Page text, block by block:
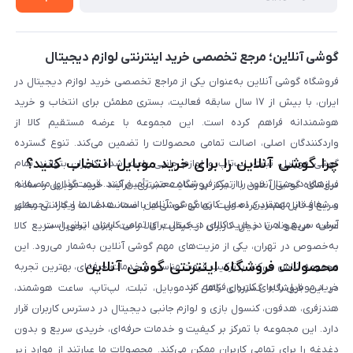
بلاگ
گوشی آنلاین؛ مرجع تخصصی خرید اینترنتی لوازم دیجیتال
فروشگاه گوشی آنلاین به‌عنوان یکی از مراجع تخصصی خرید لوازم دیجیتال در
ایران، با بیش از ۱۷ سال سابقه فعالیت، بستری مطمئن برای انتخاب و خرید
هوشمندانه فراهم کرده است. این مجموعه با عرضه مستقیم کالا از
واردکنندگان اصلی، اصالت تمامی محصولات را تضمین می‌کند. تنوع گسترده
گوشی موبایل، تبلت، لپ‌تاپ و لوازم جانبی باعث شده کاربران بتوانند تمام
نیازهای دیجیتال خود را از یک فروشگاه معتبر تأمین کنند. قیمت‌گذاری منصفانه
و شفاف از مهم‌ترین اصول کاری گوشی آنلاین است. هدف ما ایجاد تجربه‌ای
آسان، سریع و امن در خرید کالای دیجیتال برای تمامی کاربران ایرانی است.
چرا گوشی آنلاین را برای خرید موبایل انتخاب کنید؟
فروشگاه گوشی آنلاین با تمرکز بر رضایت مشتری، فرآیند خرید موبایل را ساده،
سریع و قابل اعتماد کرده است. تمامی گوشی‌ها با ضمانت اصالت و گارانتی معتبر
عرضه می‌شوند تا خیال کاربران از کیفیت کالا راحت باشد. تحویل سریع کالا
به‌خصوص در تهران، یکی از مزیت‌های مهم گوشی آنلاین به‌شمار می‌رود. این
مجموعه تلاش می‌کند با ترکیب قیمت مناسب و خدمات حرفه‌ای، بهترین تجربه
خرید موبایل را برای کاربران فراهم کند.
محصولات فروشگاه اینترنتی گوشی آنلاین
در این فروشگاه گستره‌ای کامل از موبایل، تبلت، لپ‌تاپ، ساعت هوشمند،
هندزفری، هدفون، کنسول بازی و لوازم جانبی دیجیتال در دسترس کاربران قرار
دارد. این مجموعه با تمرکز بر کیفیت و خدمات حرفه‌ای، خریدی سریع و بدون
دغدغه را برای تمامی کاربران ممکن می‌کند. محصولات ما عبارتند از موارد زیر